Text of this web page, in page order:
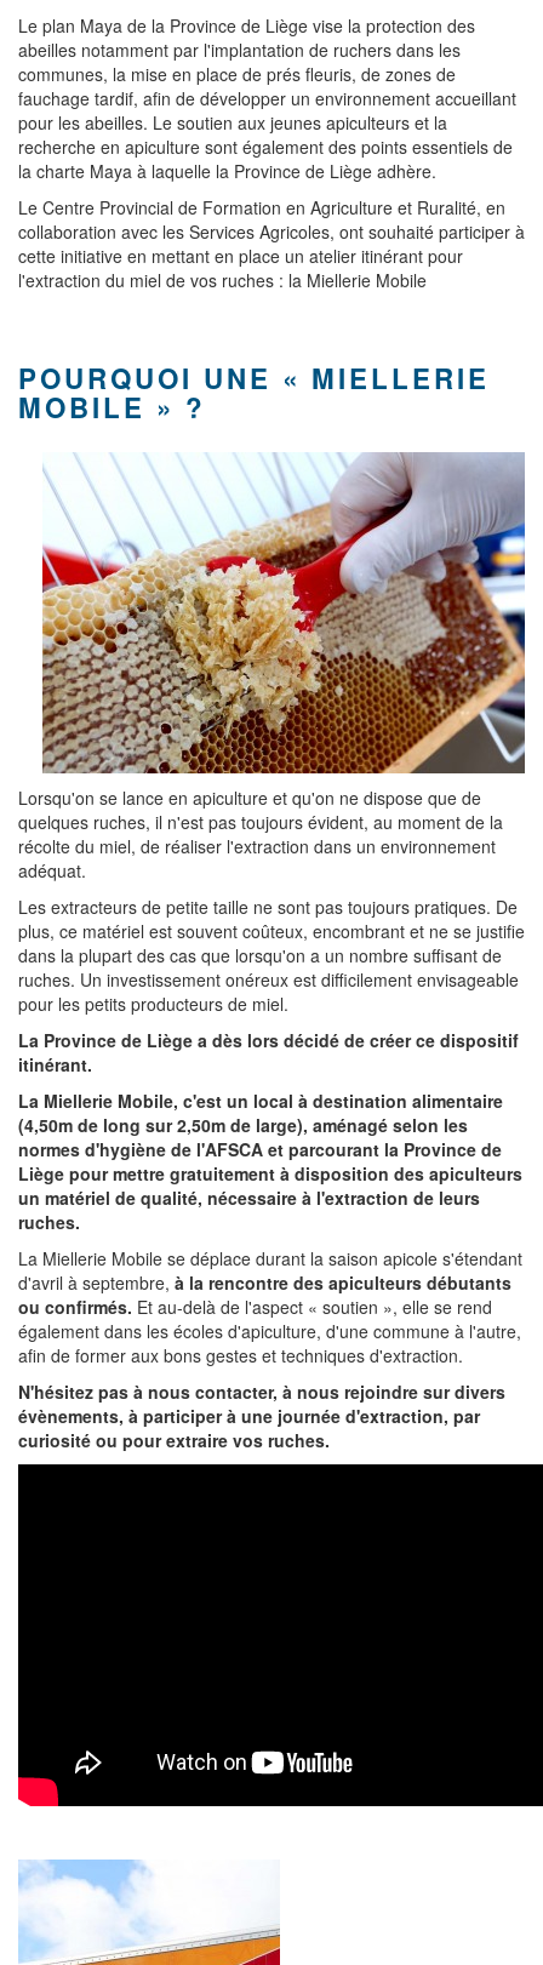
Le plan Maya de la Province de Liège vise la protection des
abeilles notamment par l'implantation de ruchers dans les
communes, la mise en place de prés fleuris, de zones de
fauchage tardif, afin de développer un environnement accueillant
pour les abeilles. Le soutien aux jeunes apiculteurs et la
recherche en apiculture sont également des points essentiels de
la charte Maya à laquelle la Province de Liège adhère.
Le Centre Provincial de Formation en Agriculture et Ruralité, en
collaboration avec les Services Agricoles, ont souhaité participer à
cette initiative en mettant en place un atelier itinérant pour
l'extraction du miel de vos ruches : la Miellerie Mobile
POURQUOI UNE « MIELLERIE
MOBILE » ?
Lorsqu'on se lance en apiculture et qu'on ne dispose que de
quelques ruches, il n'est pas toujours évident, au moment de la
récolte du miel, de réaliser l'extraction dans un environnement
adéquat.
Les extracteurs de petite taille ne sont pas toujours pratiques. De
plus, ce matériel est souvent coûteux, encombrant et ne se justifie
dans la plupart des cas que lorsqu'on a un nombre suffisant de
ruches. Un investissement onéreux est difficilement envisageable
pour les petits producteurs de miel.
La Province de Liège a dès lors décidé de créer ce dispositif
itinérant.
La Miellerie Mobile, c'est un local à destination alimentaire
(4,50m de long sur 2,50m de large), aménagé selon les
normes d'hygiène de l'AFSCA et parcourant la Province de
Liège pour mettre gratuitement à disposition des apiculteurs
un matériel de qualité, nécessaire à l'extraction de leurs
ruches.
La Miellerie Mobile se déplace durant la saison apicole s'étendant
d'avril à septembre, à la rencontre des apiculteurs débutants
ou confirmés. Et au-delà de l'aspect « soutien », elle se rend
également dans les écoles d'apiculture, d'une commune à l'autre,
afin de former aux bons gestes et techniques d'extraction.
N'hésitez pas à nous contacter, à nous rejoindre sur divers
évènements, à participer à une journée d'extraction, par
curiosité ou pour extraire vos ruches.